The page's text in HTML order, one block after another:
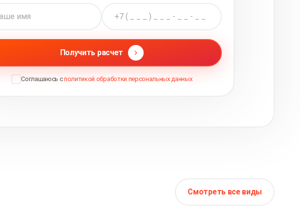
Получить расчет
Соглашаюсь сполитикой обработки персональных данных
Смотреть все виды